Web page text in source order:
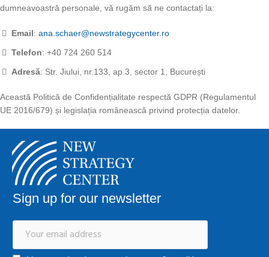
dumneavoastră personale, vă rugăm să ne contactați la:
Email: ana.schaer@newstrategycenter.ro
Telefon: +40 724 260 514
Adresă: Str. Jiului, nr.133, ap.3, sector 1, București
Această Politică de Confidențialitate respectă GDPR (Regulamentul
UE 2016/679) și legislația românească privind protecția datelor.
Sign up for our newsletter